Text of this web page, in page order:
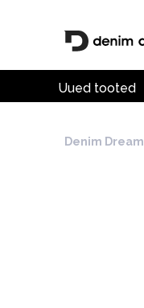
Uued tooted
Denim Dream